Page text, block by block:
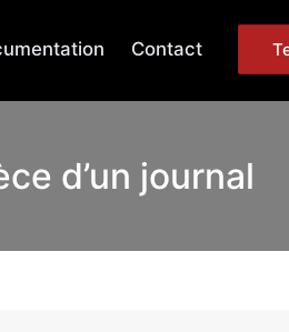
Contact
d’un journal